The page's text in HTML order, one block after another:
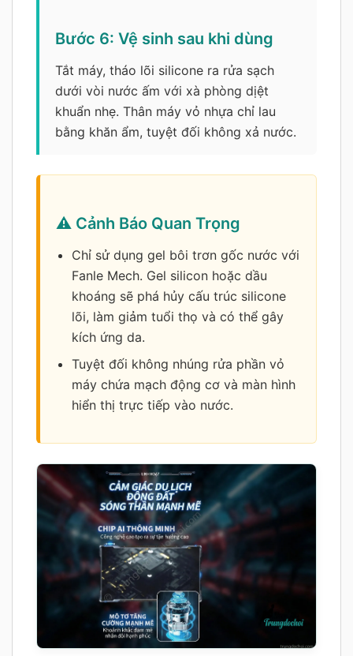
Bước 6: Vệ sinh sau khi dùng
Tắt máy, tháo lõi silicone ra rửa sạch
dưới vòi nước ấm với xà phòng dịệt
khuẩn nhẹ. Thân máy vỏ nhựa chỉ lau
bằng khăn ẩm, tuyệt đối không xả nước.
⚠️ Cảnh Báo Quan Trọng
Chỉ sử dụng gel bôi trơn gốc nước với
Fanle Mech. Gel silicon hoặc dầu
khoáng sẽ phá hủy cấu trúc silicone
lõi, làm giảm tuổi thọ và có thể gây
kích ứng da.
Tuyệt đối không nhúng rửa phần vỏ
máy chứa mạch động cơ và màn hình
hiển thị trực tiếp vào nước.